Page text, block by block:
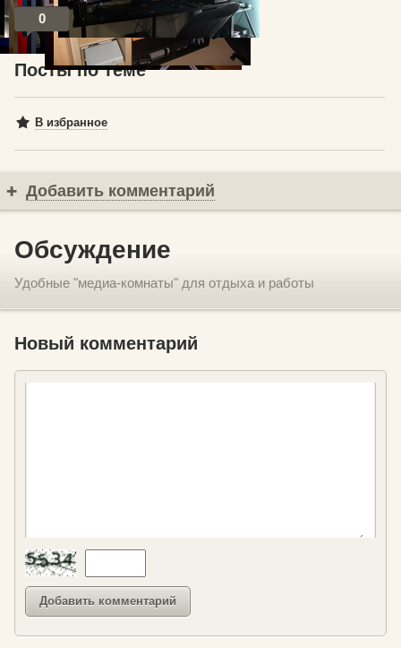
0
Посты по теме
В избранное
Добавить комментарий
Обсуждение
Удобные "медиа-комнаты" для отдыха и работы
Новый комментарий